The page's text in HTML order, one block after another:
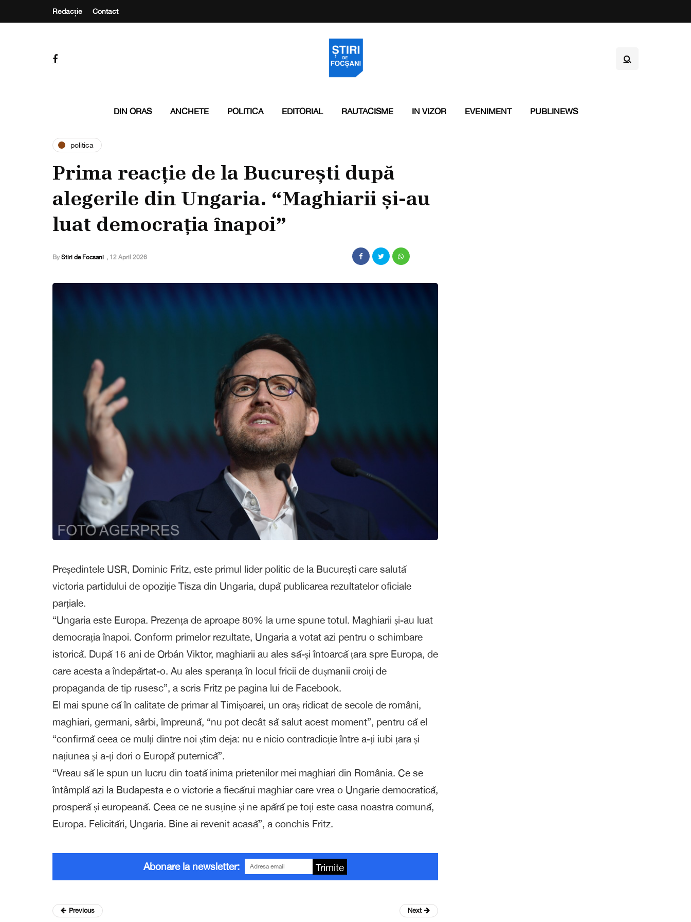
Redacție Contact
DIN ORAS ANCHETE POLITICA EDITORIAL RAUTACISME IN VIZOR EVENIMENT PUBLINEWS
politica
Prima reacție de la București după
alegerile din Ungaria. “Maghiarii și-au
luat democrația înapoi”
By Stiri de Focsani , 12 April 2026
Președintele USR, Dominic Fritz, este primul lider politic de la București care salută
victoria partidului de opoziție Tisza din Ungaria, după publicarea rezultatelor oficiale
parțiale.
“Ungaria este Europa. Prezența de aproape 80% la urne spune totul. Maghiarii și-au luat
democrația înapoi. Conform primelor rezultate, Ungaria a votat azi pentru o schimbare
istorică. După 16 ani de Orbán Viktor, maghiarii au ales să-și întoarcă țara spre Europa, de
care acesta a îndepărtat-o. Au ales speranța în locul fricii de dușmanii croiți de
propaganda de tip rusesc”, a scris Fritz pe pagina lui de Facebook.
El mai spune că în calitate de primar al Timișoarei, un oraș ridicat de secole de români,
maghiari, germani, sârbi, împreună, “nu pot decât să salut acest moment”, pentru că el
“confirmă ceea ce mulți dintre noi știm deja: nu e nicio contradicție între a-ți iubi țara și
națiunea și a-ți dori o Europă puternică”.
“Vreau să le spun un lucru din toată inima prietenilor mei maghiari din România. Ce se
întâmplă azi la Budapesta e o victorie a fiecărui maghiar care vrea o Ungarie democratică,
prosperă și europeană. Ceea ce ne susține și ne apără pe toți este casa noastra comună,
Europa. Felicitări, Ungaria. Bine ai revenit acasă”, a conchis Fritz.
Abonare la newsletter: Trimite
Previous Next